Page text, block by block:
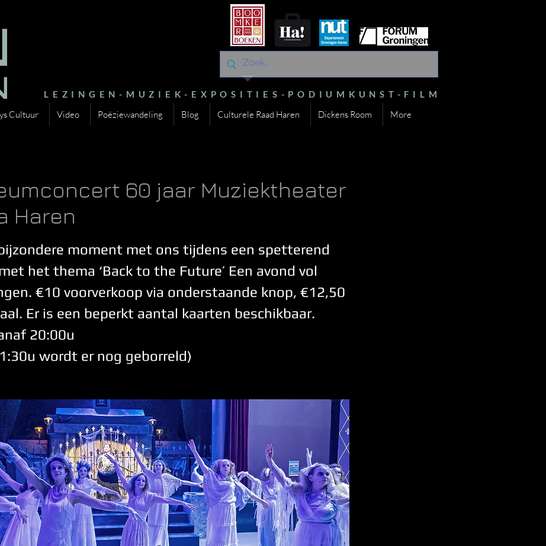
LEZINGEN-MUZIEK-EXPOSITIES-PODIUMKUNST-FILM
Cultuur Video Poëziewandeling Blog Culturele Raad Haren Dickens Room More
60 jaar Muziektheater
Haren
moment met ons tijdens een spetterend
het thema ‘Back to the Future’ Een avond vol
€10 voorverkoop via onderstaande knop, €12,50
Er is een beperkt aantal kaarten beschikbaar.
20:00u
wordt er nog geborreld)